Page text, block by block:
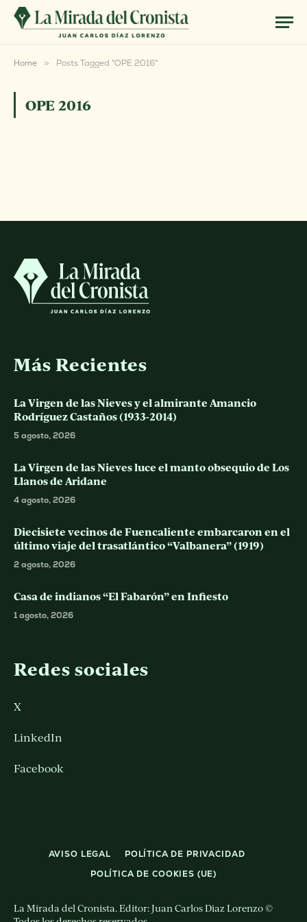
Home » Posts Tagged "OPE 2016"
OPE 2016
Más Recientes
La Virgen de las Nieves y el almirante Amancio
Rodríguez Castaños (1933-2014)
5 agosto, 2026
La Virgen de las Nieves luce el manto obsequio de Los
Llanos de Aridane
4 agosto, 2026
Diecisiete vecinos de Fuencaliente embarcaron en el
último viaje del trasatlántico “Valbanera” (1919)
2 agosto, 2026
Casa de indianos “El Fabarón” en Infiesto
1 agosto, 2026
Redes sociales
X
LinkedIn
Facebook
AVISO LEGAL
POLÍTICA DE PRIVACIDAD
POLÍTICA DE COOKIES (UE)
La Mirada del Cronista. Editor: Juan Carlos Diaz Lorenzo ©